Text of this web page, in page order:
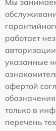
Мы
работает
указанные
офертой
только в
перечень